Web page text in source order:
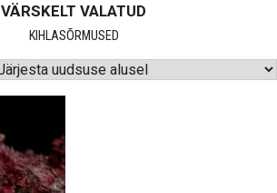
VÄRSKELT VALATUD
KIHLASÕRMUSED